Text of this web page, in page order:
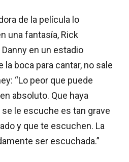
de la película lo
una fantasía, Rick
en un estadio
la boca para cantar, no sale
“Lo peor que puede
absoluto. Que haya
le escuche es tan grave
y que te escuchen. La
ser escuchada.”